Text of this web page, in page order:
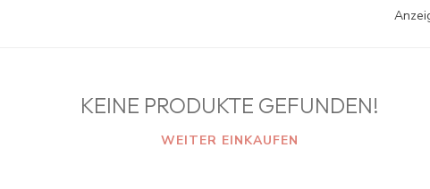
KEINE PRODUKTE GEFUNDEN!
WEITER EINKAUFEN